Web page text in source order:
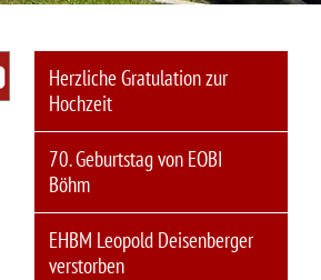
Herzliche Gratulation zur
Hochzeit
70. Geburtstag von EOBI
Böhm
EHBM Leopold Deisenberger
verstorben